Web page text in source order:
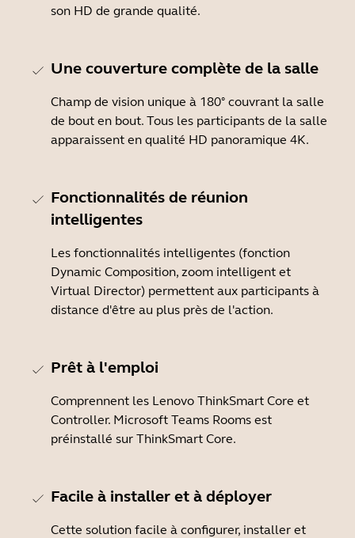
son HD de grande qualité.
Une couverture complète de la salle
Champ de vision unique à 180° couvrant la salle
de bout en bout. Tous les participants de la salle
apparaissent en qualité HD panoramique 4K.
Fonctionnalités de réunion
intelligentes
Les fonctionnalités intelligentes (fonction
Dynamic Composition, zoom intelligent et
Virtual Director) permettent aux participants à
distance d'être au plus près de l'action.
Prêt à l'emploi
Comprennent les Lenovo ThinkSmart Core et
Controller. Microsoft Teams Rooms est
préinstallé sur ThinkSmart Core.
Facile à installer et à déployer
Cette solution facile à configurer, installer et